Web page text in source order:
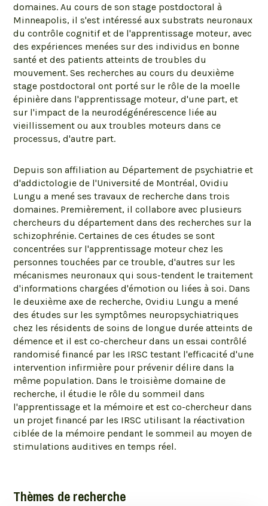
domaines. Au cours de son stage postdoctoral à
Minneapolis, il s'est intéressé aux substrats neuronaux
du contrôle cognitif et de l'apprentissage moteur, avec
des expériences menées sur des individus en bonne
santé et des patients atteints de troubles du
mouvement. Ses recherches au cours du deuxième
stage postdoctoral ont porté sur le rôle de la moelle
épinière dans l'apprentissage moteur, d'une part, et
sur l'impact de la neurodégénérescence liée au
vieillissement ou aux troubles moteurs dans ce
processus, d'autre part.
Depuis son affiliation au Département de psychiatrie et
d'addictologie de l'Université de Montréal, Ovidiu
Lungu a mené ses travaux de recherche dans trois
domaines. Premièrement, il collabore avec plusieurs
chercheurs du département dans des recherches sur la
schizophrénie. Certaines de ces études se sont
concentrées sur l'apprentissage moteur chez les
personnes touchées par ce trouble, d'autres sur les
mécanismes neuronaux qui sous-tendent le traitement
d'informations chargées d'émotion ou liées à soi. Dans
le deuxième axe de recherche, Ovidiu Lungu a mené
des études sur les symptômes neuropsychiatriques
chez les résidents de soins de longue durée atteints de
démence et il est co-chercheur dans un essai contrôlé
randomisé financé par les IRSC testant l'efficacité d'une
intervention infirmière pour prévenir délire dans la
même population. Dans le troisième domaine de
recherche, il étudie le rôle du sommeil dans
l'apprentissage et la mémoire et est co-chercheur dans
un projet financé par les IRSC utilisant la réactivation
ciblée de la mémoire pendant le sommeil au moyen de
stimulations auditives en temps réel.
Thèmes de recherche